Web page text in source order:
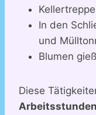
In den
und
Blumen
Diese
Arbeitsstunden